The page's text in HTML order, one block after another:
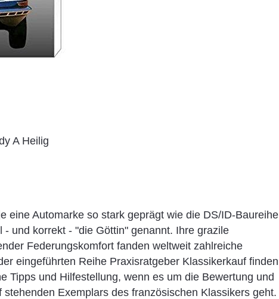
A Heilig
eine Automarke so stark geprägt wie die DS/ID-Baureihe
und korrekt - "die Göttin" genannt. Ihre grazile
Federungskomfort fanden weltweit zahlreiche
eingeführten Reihe Praxisratgeber Klassikerkauf finden
Tipps und Hilfestellung, wenn es um die Bewertung und
Exemplars des französischen Klassikers geht.